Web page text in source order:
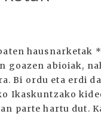
hausnarketak
goazen abioiak,
Bi ordu eta erdi
Ikaskuntzako
parte hartu dut.